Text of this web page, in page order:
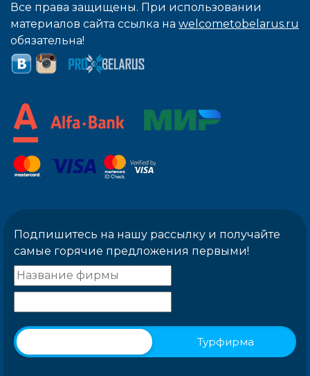
Все права защищены. При использовании
материалов сайта ссылка на welcometobelarus.ru
обязательна!
Подпишитесь на нашу рассылку и получайте
самые горячие предложения первыми!
Турфирма